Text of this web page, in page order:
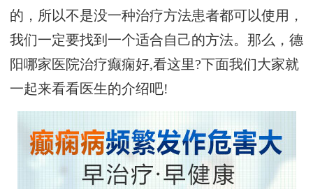
的，所以不是没一种治疗方法患者都可以使用，
我们一定要找到一个适合自己的方法。那么，德
阳哪家医院治疗癫痫好,看这里?下面我们大家就
一起来看看医生的介绍吧!